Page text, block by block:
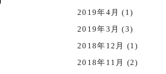
2019年4月 (1)
2019年3月 (3)
2018年12月 (1)
2018年11月 (2)